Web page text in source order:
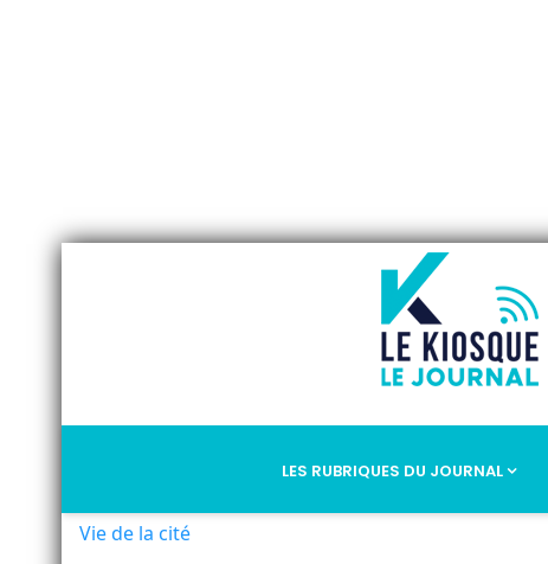
LES RUBRIQUES DU JOURNAL
Vie de la cité